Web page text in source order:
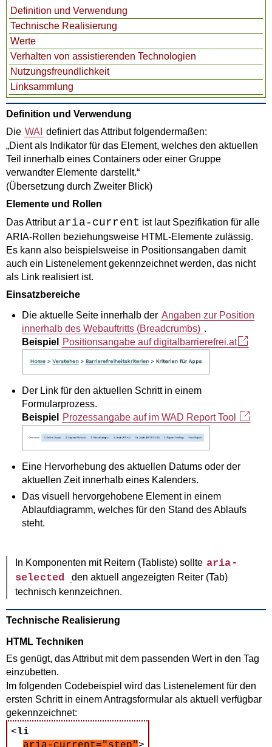
Definition und Verwendung
Technische Realisierung
Werte
Verhalten von assistierenden Technologien
Nutzungsfreundlichkeit
Linksammlung
Definition und Verwendung
Die WAI
definiert das Attribut folgendermaßen:
„Dient als Indikator für das Element, welches den aktuellen
Teil innerhalb eines Containers oder einer Gruppe
verwandter Elemente darstellt.“
(Übersetzung durch Zweiter Blick)
Elemente und Rollen
Das Attribut aria-current ist laut Spezifikation für alle
ARIA-Rollen beziehungsweise HTML-Elemente zulässig.
Es kann also beispielsweise in Positionsangaben damit
auch ein Listenelement gekennzeichnet werden, das nicht
als Link realisiert ist.
Einsatzbereiche
Die aktuelle Seite innerhalb der Angaben zur Position
innerhalb des Webauftritts (Breadcrumbs) .
Beispiel
Positionsangabe auf digitalbarrierefrei.at
Der Link für den aktuellen Schritt in einem
Formularprozess.
Beispiel
Prozessangabe auf im WAD Report Tool
Eine Hervorhebung des aktuellen Datums oder der
aktuellen Zeit innerhalb eines Kalenders.
Das visuell hervorgehobene Element in einem
Ablaufdiagramm, welches für den Stand des Ablaufs
steht.
In Komponenten mit Reitern (Tabliste) sollte aria-
selected
den aktuell angezeigten Reiter (Tab)
technisch kennzeichnen.
Technische Realisierung
HTML Techniken
Es genügt, das Attribut mit dem passenden Wert in den Tag
einzubetten.
Im folgenden Codebeispiel wird das Listenelement für den
ersten Schritt in einem Antragsformular als aktuell verfügbar
gekennzeichnet:
< li